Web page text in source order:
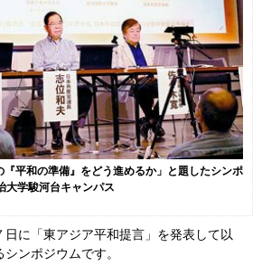
『平和の準備』をどう進めるか」と題したシンポ
大学駿河台キャンパス
に「東アジア平和提言」を発表して以
ンポジウムです。